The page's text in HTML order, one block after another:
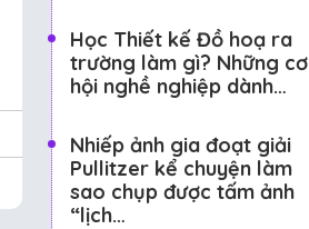
Học Thiết kế Đồ hoạ ra
trường làm gì? Những cơ
hội nghề nghiệp dành…
Nhiếp ảnh gia đoạt giải
Pullitzer kể chuyện làm
sao chụp được tấm ảnh
“lịch…